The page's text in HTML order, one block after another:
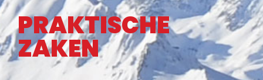
PRAKTISCHE
ZAKEN